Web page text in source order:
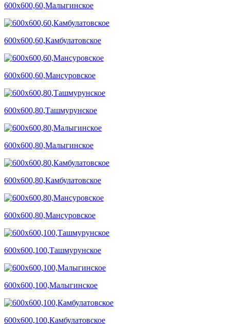
600х600,60,Малыгинское
600х600,60,Камбулатовское
600х600,60,Мансуровское
600х600,80,Ташмурунское
600х600,80,Малыгинское
600х600,80,Камбулатовское
600х600,80,Мансуровское
600х600,100,Ташмурунское
600х600,100,Малыгинское
600х600,100,Камбулатовское